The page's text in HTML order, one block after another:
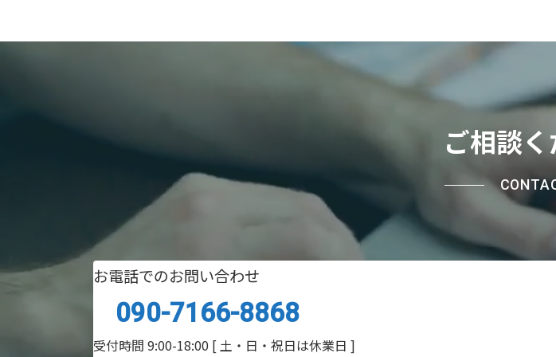
ご相談
お電話でのお問い合わせ
090-7166-8868
受付時間 9:00-18:00 [ 土・日・祝日は休業日 ]